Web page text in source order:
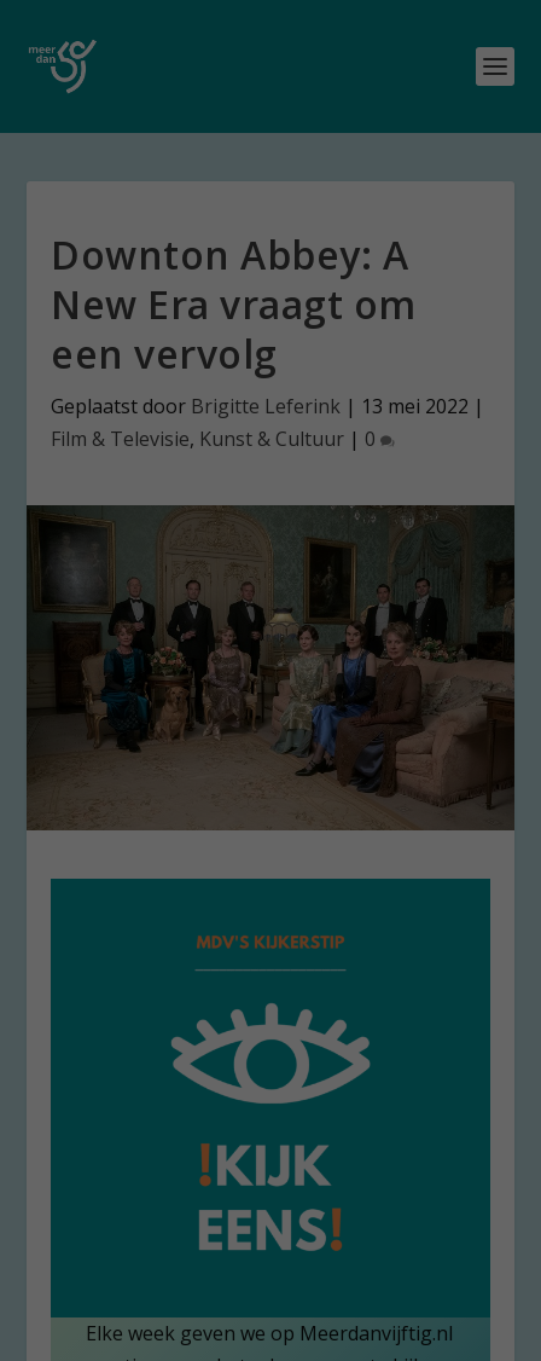
Downton Abbey: A
New Era vraagt om
een vervolg
Geplaatst door Brigitte Leferink | 13 mei 2022 |
Film & Televisie, Kunst & Cultuur | 0
Elke week geven we op Meerdanvijftig.nl